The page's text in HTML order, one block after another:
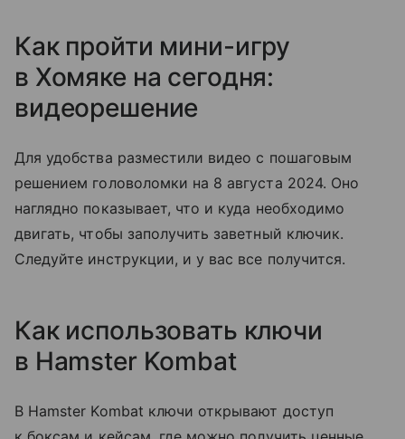
Как пройти мини-игру
в Хомяке на сегодня:
видеорешение
Для удобства разместили видео с пошаговым
решением головоломки на 8 августа 2024. Оно
наглядно показывает, что и куда необходимо
двигать, чтобы заполучить заветный ключик.
Следуйте инструкции, и у вас все получится.
Как использовать ключи
в Hamster Kombat
В Hamster Kombat ключи открывают доступ